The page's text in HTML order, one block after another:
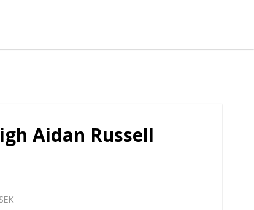
Aidan Russell